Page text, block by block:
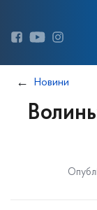
Новини